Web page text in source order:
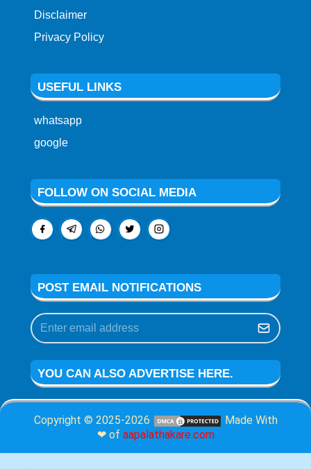
Disclaimer
Privacy Policy
USEFUL LINKS
whatsapp
google
FOLLOW ON SOCIAL MEDIA
POST EMAIL NOTIFICATIONS
YOU CAN ALSO ADVERTISE HERE.
Copyright © 2025-2026
Made With
❤ of aapalathakare.com